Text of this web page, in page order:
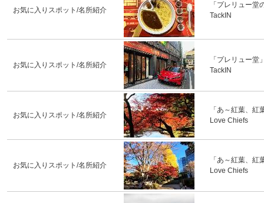
お気に入りスポット/名所紹介
「プレリュー堂
TackIN
お気に入りスポット/名所紹介
「プレリュー堂
TackIN
お気に入りスポット/名所紹介
「あ～紅葉、
Love Chiefs
お気に入りスポット/名所紹介
「あ～紅葉、
Love Chiefs